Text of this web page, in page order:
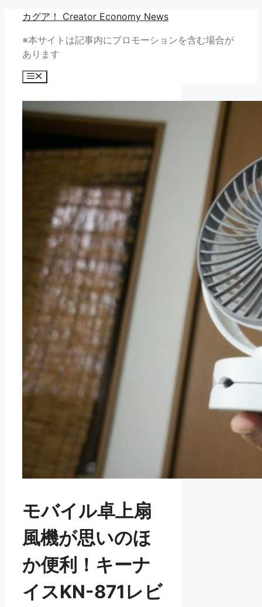
カグア！ Creator Economy News
※本サイトは記事内にプロモーションを含む場合が
あります
メ
モバイル卓上扇
風機が思いのほ
か便利！キーナ
イスKN-871レビ